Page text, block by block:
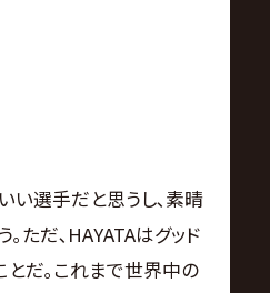
い選手だと思うし､素晴
｡ただ､HAYATAはグッド
とだ｡これまで世界中の